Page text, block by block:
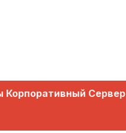
Корпоративный Сервер